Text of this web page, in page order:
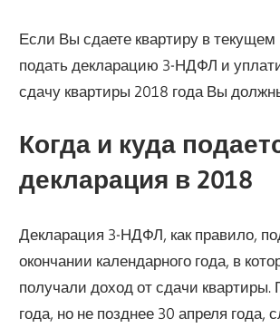
Если Вы сдаете квартиру в текущем
подать декларацию 3-НДФЛ и
сдачу квартиры 2018 года Вы
Когда и куда
декларация в 2018
Декларация 3-НДФЛ, как правило,
окончании календарного года, в
получали доход от сдачи квартиры.
года, но не позднее 30 апреля года,